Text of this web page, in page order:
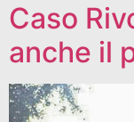
Caso
anche il